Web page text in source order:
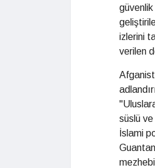
izlerini
verilen
süslü
İslami